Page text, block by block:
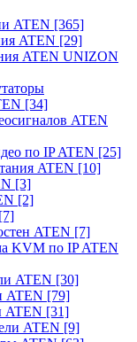
ATEN [365]
ATEN [29]
ATEN UNIZON
[34]
ATEN
по IP ATEN [25]
ATEN [10]
[3]
[2]
[7]
ATEN [7]
KVM по IP ATEN
ATEN [30]
ATEN [79]
ATEN [31]
ATEN [9]